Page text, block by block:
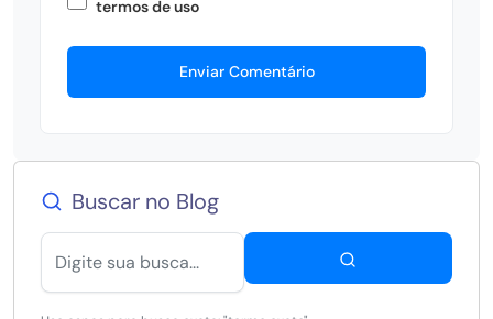
termos de uso
Enviar Comentário
Buscar no Blog